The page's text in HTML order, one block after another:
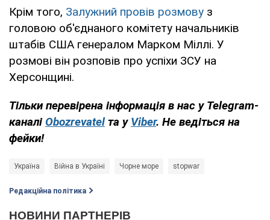
Крім того, Залужний провів розмову з
головою об'єднаного комітету начальників
штабів США генералом Марком Міллі. У
розмові він розповів про успіхи ЗСУ на
Херсонщині.
Тільки перевірена інформація в нас у Telegram-
каналі Obozrevatelта у Viber. Не ведіться на
фейки!
Україна Війна в Україні Чорне море stopwar
Редакційна політика